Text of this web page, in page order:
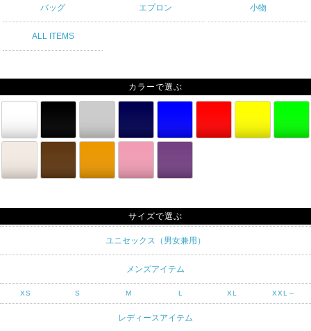
バッグ エプロン 小物
ALL ITEMS
カラーで選ぶ
サイズで選ぶ
ユニセックス（男女兼用）
メンズアイテム
XS S M L XL XXL～
レディースアイテム